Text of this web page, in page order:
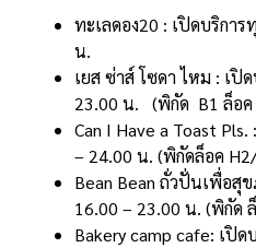
ทะเลดอง20 : เปิดบริการ
น.
เยส ซ่าส์ โซดา ไหม : เปิ
23.00 น. (พิกัด B1 ล็อ
Can I Have a Toast Pls. :
– 24.00 น. (พิกัดล็อค
Bean Bean ถั่วปั่นเพื่อสุ
16.00 – 23.00 น. (พิกัด
Bakery camp cafe: เปิด